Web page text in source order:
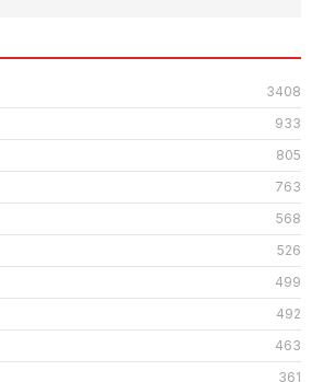
3408
933
805
763
568
526
499
492
463
361